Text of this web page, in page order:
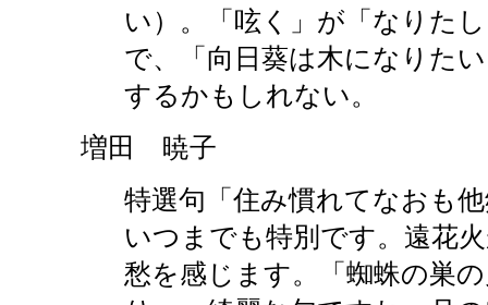
い）。「呟く」が「なりた
で、「向日葵は木になりた
するかもしれない。
増田 暁子
特選句「住み慣れてなおも
いつまでも特別です。遠花
愁を感じます。「蜘蛛の巣